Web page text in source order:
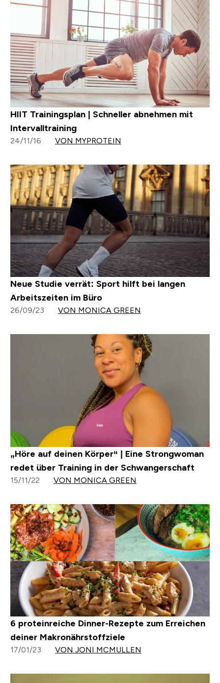
HIIT Trainingsplan | Schneller abnehmen mit
Intervalltraining
24/11/16 VON MYPROTEIN
Neue Studie verrät: Sport hilft bei langen
Arbeitszeiten im Büro
26/09/23 VON MONICA GREEN
„Höre auf deinen Körper“ | Eine Strongwoman
redet über Training in der Schwangerschaft
15/11/22 VON MONICA GREEN
6 proteinreiche Dinner-Rezepte zum Erreichen
deiner Makronährstoffziele
17/01/23 VON JONI MCMULLEN